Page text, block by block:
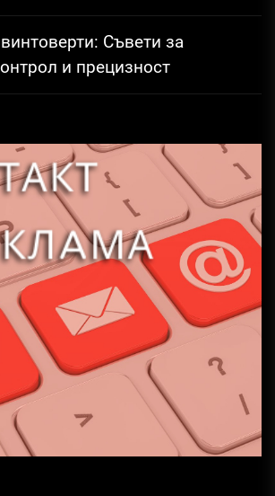
Съвети за
и прецизност